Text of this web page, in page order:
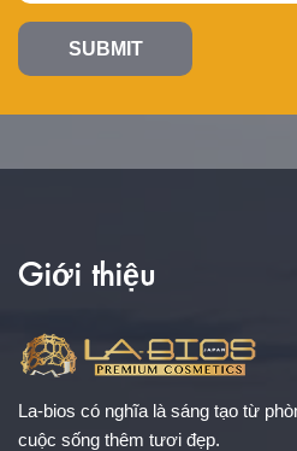
SUBMIT
Giới thiệu
La-bios có nghĩa là sáng tạo từ
cuộc sống thêm tươi đẹp.